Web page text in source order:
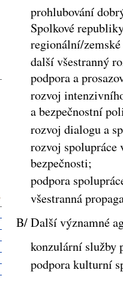
prohlubování
Spolkové
regionální/
další všestranný
podpora a
rozvoj
a bezpečnostní
rozvoj dialogu a
rozvoj spolupráce
bezpečnosti;
podpora
všestranná
B/ Další významné
konzulární služby
podpora kulturní